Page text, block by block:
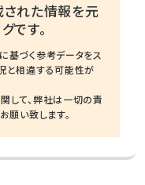
れた情報を元
です。
基づく参考データをス
と相違する可能性が
して、弊社は一切の責
願い致します。